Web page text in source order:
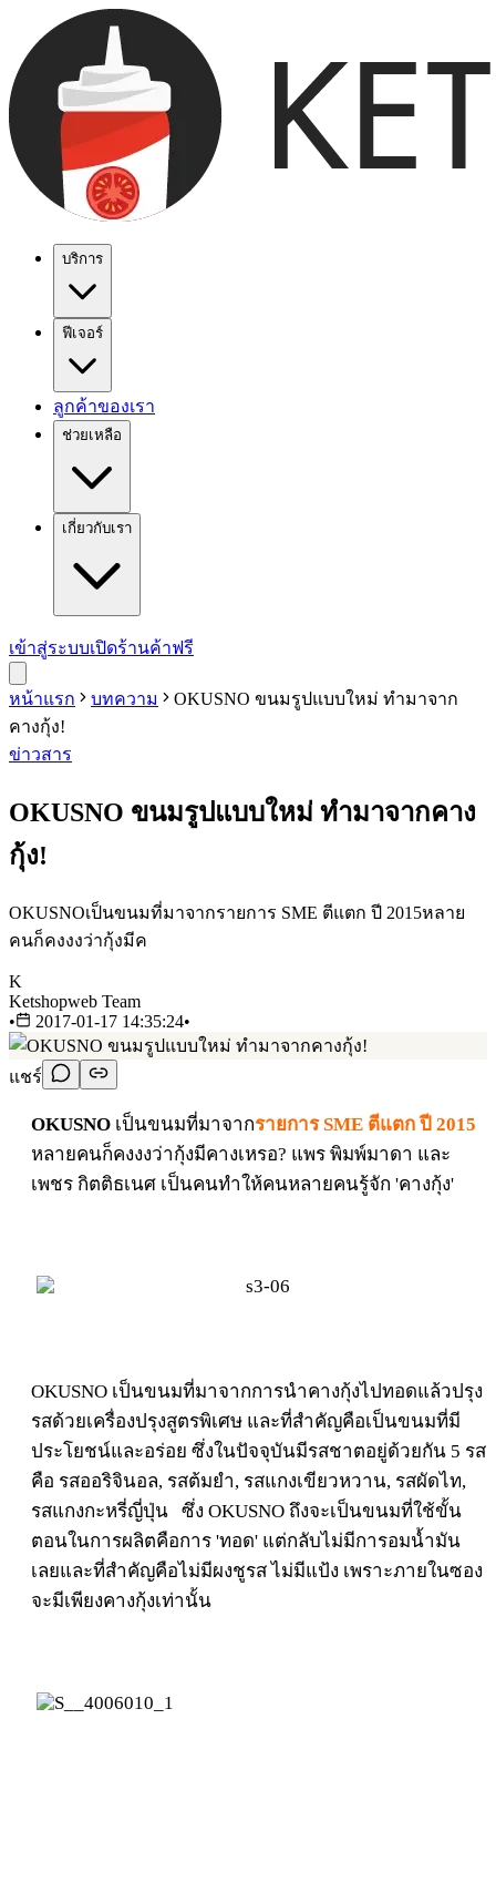
บริการ
ฟีเจอร์
ลูกค้าของเรา
ช่วยเหลือ
เกี่ยวกับเรา
เข้าสู่ระบบเปิดร้านค้าฟรี
หน้าแรก บทความ
OKUSNO ขนมรูปแบบใหม่ ทำมาจาก
คางกุ้ง!
ข่าวสาร
OKUSNO ขนมรูปแบบใหม่ ทำมาจากคาง
กุ้ง!
OKUSNOเป็นขนมที่มาจากรายการ SME ตีแตก ปี 2015หลาย
คนก็คงงงว่ากุ้งมีค
K
Ketshopweb Team
•
2017-01-17 14:35:24•
แชร์
OKUSNO เป็นขนมที่มาจากรายการ SME ตีแตก ปี 2015
หลายคนก็คงงงว่ากุ้งมีคางเหรอ? แพร พิมพ์มาดา และ
เพชร กิตติธเนศ เป็นคนทำให้คนหลายคนรู้จัก 'คางกุ้ง'
OKUSNO เป็นขนมที่มาจากการนำคางกุ้งไปทอดแล้วปรุง
รสด้วยเครื่องปรุงสูตรพิเศษ และที่สำคัญคือเป็นขนมที่มี
ประโยชน์และอร่อย ซึ่งในปัจจุบันมีรสชาตอยู่ด้วยกัน 5 รส
คือ รสออริจินอล, รสต้มยำ, รสแกงเขียวหวาน, รสผัดไท,
รสแกงกะหรี่ญี่ปุ่น ซึ่ง OKUSNO ถึงจะเป็นขนมที่ใช้ขั้น
ตอนในการผลิตคือการ 'ทอด' แต่กลับไม่มีการอมน้ำมัน
เลยและที่สำคัญคือไม่มีผงชูรส ไม่มีแป้ง เพราะภายในซอง
จะมีเพียงคางกุ้งเท่านั้น